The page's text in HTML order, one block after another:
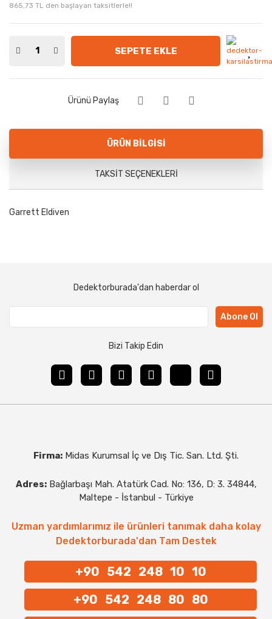
865,73 TL den başlayan taksitlerle!!
SEPETE EKLE
Ürünü Paylaş
ÜRÜN BILGISI
TAKSIT SEÇENEKLERI
Garrett Eldiven
Dedektorburada'dan haberdar ol
Abone Ol
Bizi Takip Edin
Firma: Midas Kurumsal İç ve Dış Tic. San. Ltd. Şti.
Adres: Bağlarbaşı Mah. Atatürk Cad. No: 136, D: 3. 34844,
Maltepe - İstanbul - Türkiye
Uzman yardımlarımız ile ürünleri tanımak daha kolay
Dedektorburada'dan Tam Destek
+90 542 248 10 10
+90 542 248 80 80